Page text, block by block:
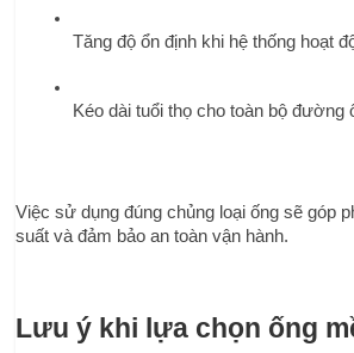
Tăng độ ổn định khi hệ thống hoạt
Kéo dài tuổi thọ cho toàn bộ đường
Việc sử dụng đúng chủng loại ống sẽ góp
suất và đảm bảo an toàn vận hành.
Lưu ý khi lựa chọn ống